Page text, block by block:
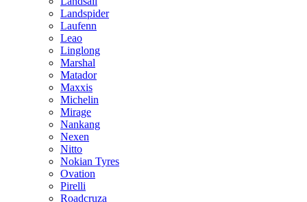
Landspider
Laufenn
Leao
Linglong
Marshal
Matador
Maxxis
Michelin
Mirage
Nankang
Nexen
Nitto
Nokian Tyres
Ovation
Pirelli
Roadcruza